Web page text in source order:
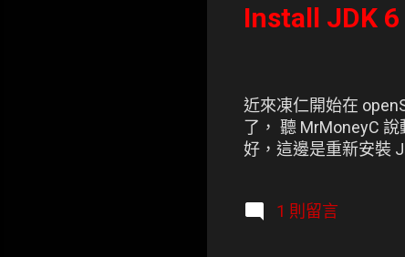
Install JDK
近來凍仁開始在
了， 聽 MrMoneyC
好，這邊是重新安裝
1 則留言